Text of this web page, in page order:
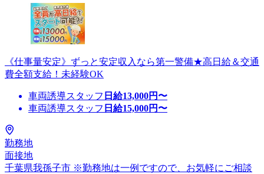
《仕事量安定》ずっと安定収入なら第一警備★高日給＆交通
費全額支給！未経験OK
車両誘導スタッフ 日給13,000円〜
車両誘導スタッフ 日給15,000円〜
勤務地
面接地
千葉県我孫子市 ※勤務地は一例ですので、お気軽にご相談